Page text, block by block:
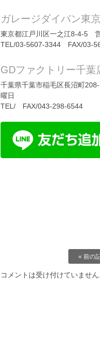
ガレージダイバン東
東京都江戸川区一之江8-4-5
TEL/03-5607-3344 FAX/03-
GDファクトリー千葉
千葉県千葉市稲毛区長沼町
曜日
TEL/ FAX/043-298-6544
« 前の
コメントは受け付けていませ